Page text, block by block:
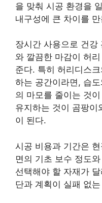
을 맞춰 시공 환경을
내구성에 큰 차이를
장시간 사용으로 건강
와 깔끔한 마감이 허
준다. 특히 허리디스
하는 공간이라면, 습
의 마모를 줄이는 것
유지하는 것이 곰팡이
이 된다.
시공 비용과 기간은
면의 기초 보수 정도
선택해야 할 자재가
단과 계획이 실패 없